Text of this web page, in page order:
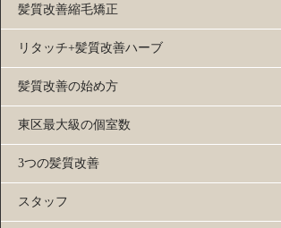
髪質改善縮毛矯正
リタッチ+髪質改善ハーブ
髪質改善の始め方
東区最大級の個室数
3つの髪質改善
スタッフ